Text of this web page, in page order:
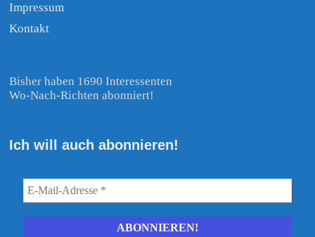
Impressum
Kontakt
Bisher haben 1690 Interessenten
Wo-Nach-Richten abonniert!
Ich will auch abonnieren!